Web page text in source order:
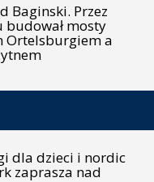
Baginski. Przez
budował mosty
Ortelsburgiem a
dla dzieci i nordic
zaprasza nad